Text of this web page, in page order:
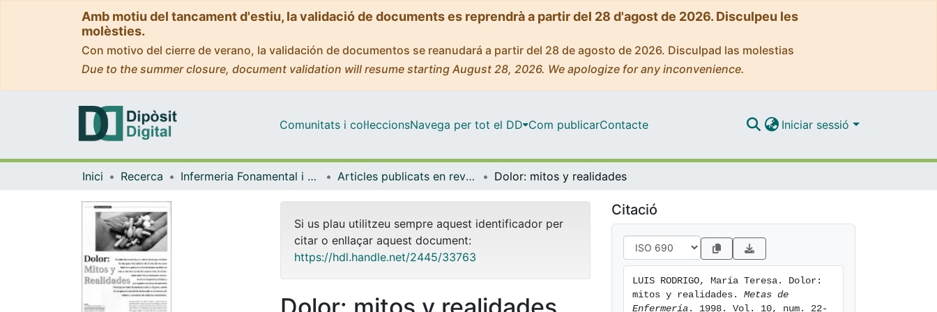
Amb motiu del tancament d'estiu, la validació de documents es reprendrà a partir del 28 d'agost de 2026. Disculpeu les
molèsties.
Con motivo del cierre de verano, la validación de documentos se reanudará a partir del 28 de agosto de 2026. Disculpad las molestias
Due to the summer closure, document validation will resume starting August 28, 2026. We apologize for any inconvenience.
Comunitats i col·leccionsNavega per tot el DD Com publicarContacte Iniciar sessió
Inici Recerca Infermeria Fonamental i Clínica Articles publicats en revistes (Infermeria Fonamental i Clínica) Dolor: mitos y realidades
Si us plau utilitzeu sempre aquest identificador per
citar o enllaçar aquest document:
https://hdl.handle.net/2445/33763
Citació
LUIS RODRIGO, María Teresa. Dolor:
mitos y realidades. Metas de
Enfermería . 1998. Vol. 10, num. 22-